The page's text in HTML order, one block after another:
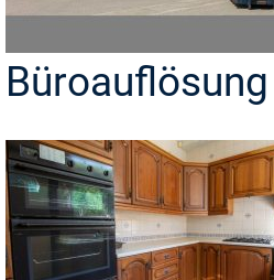
Büroauflösung